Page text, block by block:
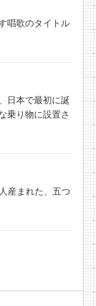
唱歌のタイトル
日本で最初に誕
乗り物に設置さ
産まれた、五つ